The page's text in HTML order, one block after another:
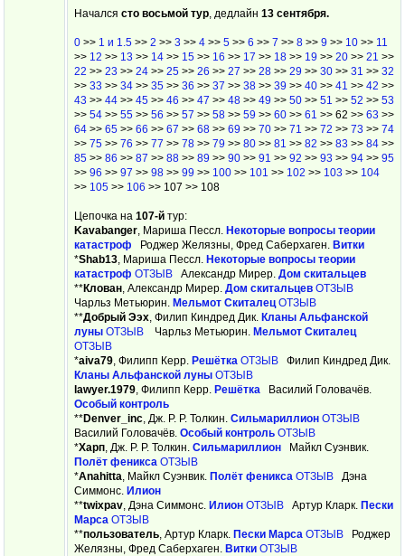
Начался сто восьмой тур, дедлайн 13 сентября.
0 >> 1 и 1.5 >> 2 >> 3 >> 4 >> 5 >> 6 >> 7 >> 8 >> 9 >> 10 >> 11
>> 12 >> 13 >> 14 >> 15 >> 16 >> 17 >> 18 >> 19 >> 20 >> 21 >>
22 >> 23 >> 24 >> 25 >> 26 >> 27 >> 28 >> 29 >> 30 >> 31 >> 32
>> 33 >> 34 >> 35 >> 36 >> 37 >> 38 >> 39 >> 40 >> 41 >> 42 >>
43 >> 44 >> 45 >> 46 >> 47 >> 48 >> 49 >> 50 >> 51 >> 52 >> 53
>> 54 >> 55 >> 56 >> 57 >> 58 >> 59 >> 60 >> 61 >> 62 >> 63 >>
64 >> 65 >> 66 >> 67 >> 68 >> 69 >> 70 >> 71 >> 72 >> 73 >> 74
>> 75 >> 76 >> 77 >> 78 >> 79 >> 80 >> 81 >> 82 >> 83 >> 84 >>
85 >> 86 >> 87 >> 88 >> 89 >> 90 >> 91 >> 92 >> 93 >> 94 >> 95
>> 96 >> 97 >> 98 >> 99 >> 100 >> 101 >> 102 >> 103 >> 104
>> 105 >> 106 >> 107 >> 108
Цепочка на 107-й тур:
Kavabanger, Мариша Пессл. Некоторые вопросы теории
катастроф Роджер Желязны, Фред Саберхаген. Витки
*Shab13, Мариша Пессл. Некоторые вопросы теории
катастроф ОТЗЫВ Александр Мирер. Дом скитальцев
**Клован, Александр Мирер. Дом скитальцев ОТЗЫВ
Чарльз Метьюрин. Мельмот Скиталец ОТЗЫВ
**Добрый Ээх, Филип Киндред Дик. Кланы Альфанской
луны ОТЗЫВ Чарльз Метьюрин. Мельмот Скиталец
ОТЗЫВ
*aiva79, Филипп Керр. Решётка ОТЗЫВ Филип Киндред Дик.
Кланы Альфанской луны ОТЗЫВ
lawyer.1979, Филипп Керр. Решётка Василий Головачёв.
Особый контроль
**Denver_inc, Дж. Р. Р. Толкин. Сильмариллион ОТЗЫВ
Василий Головачёв. Особый контроль ОТЗЫВ
*Харп, Дж. Р. Р. Толкин. Сильмариллион Майкл Суэнвик.
Полёт феникса ОТЗЫВ
*Anahitta, Майкл Суэнвик. Полёт феникса ОТЗЫВ Дэна
Симмонс. Илион
**twixpav, Дэна Симмонс. Илион ОТЗЫВ Артур Кларк. Пески
Марса ОТЗЫВ
**пользователь, Артур Кларк. Пески Марса ОТЗЫВ Роджер
Желязны, Фред Саберхаген. Витки ОТЗЫВ